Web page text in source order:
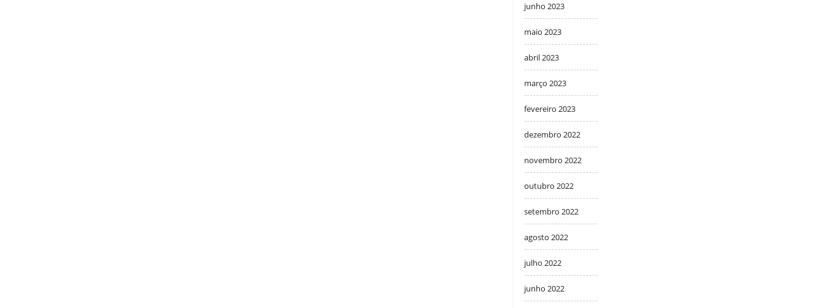
junho 2023
maio 2023
abril 2023
março 2023
fevereiro 2023
dezembro 2022
novembro 2022
outubro 2022
setembro 2022
agosto 2022
julho 2022
junho 2022